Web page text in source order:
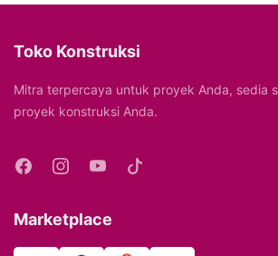
Toko Konstruksi
Mitra terpercaya untuk proyek Anda, sedia
proyek konstruksi Anda.
Marketplace